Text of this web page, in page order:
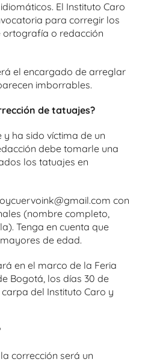
El Instituto Caro
para corregir los
o redacción
el encargado de arreglar
imborrables.
de tatuajes?
y ha sido víctima de un
debe tomarle una
los tatuajes en
con
(nombre completo,
Tenga en cuenta que
de edad.
en el marco de la Feria
Bogotá, los días 30 de
del Instituto Caro y
corrección será un